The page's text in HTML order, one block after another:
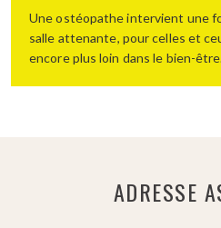
Une ostéopathe intervient une
salle attenante, pour celles et
encore plus loin dans le bien-
ADRESSE